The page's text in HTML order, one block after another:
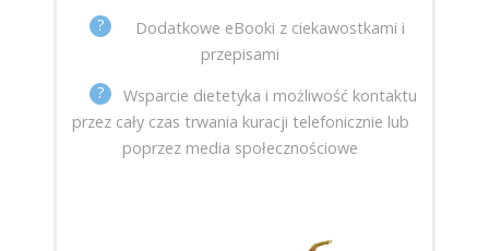
?
Dodatkowe eBooki z ciekawostkami i
przepisami
?
Wsparcie dietetyka i możliwość kontaktu
przez cały czas trwania kuracji telefonicznie lub
poprzez media społecznościowe